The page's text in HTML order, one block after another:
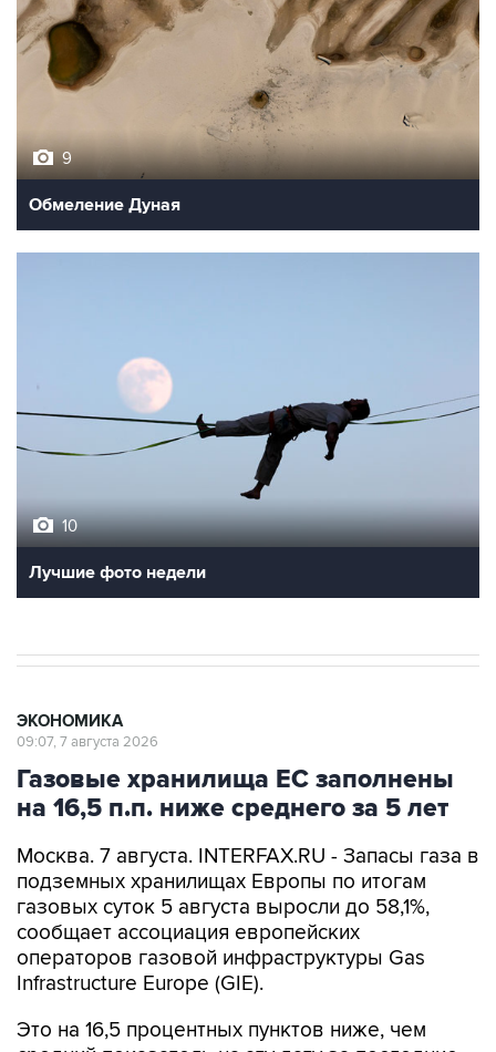
9
Обмеление Дуная
10
Лучшие фото недели
ЭКОНОМИКА
09:07, 7 августа 2026
Газовые хранилища ЕС заполнены
на 16,5 п.п. ниже среднего за 5 лет
Москва. 7 августа. INTERFAX.RU - Запасы газа в
подземных хранилищах Европы по итогам
газовых суток 5 августа выросли до 58,1%,
сообщает ассоциация европейских
операторов газовой инфраструктуры Gas
Infrastructure Europe (GIE).
Это на 16,5 процентных пунктов ниже, чем